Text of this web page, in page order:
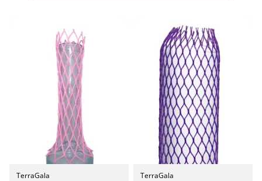
TerraGala TerraGala